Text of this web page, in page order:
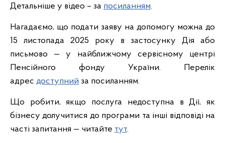
Детальніше у відео – за посиланням.
Нагадаємо, що подати заяву на допомогу можна до
15 листопада 2025 року в застосунку Дія або
письмово — у найближчому сервісному центрі
Пенсійного фонду України. Перелік
адрес доступний за посиланням.
Що робити, якщо послуга недоступна в Дії, як
бізнесу долучитися до програми та інші відповіді на
часті запитання — читайте тут.